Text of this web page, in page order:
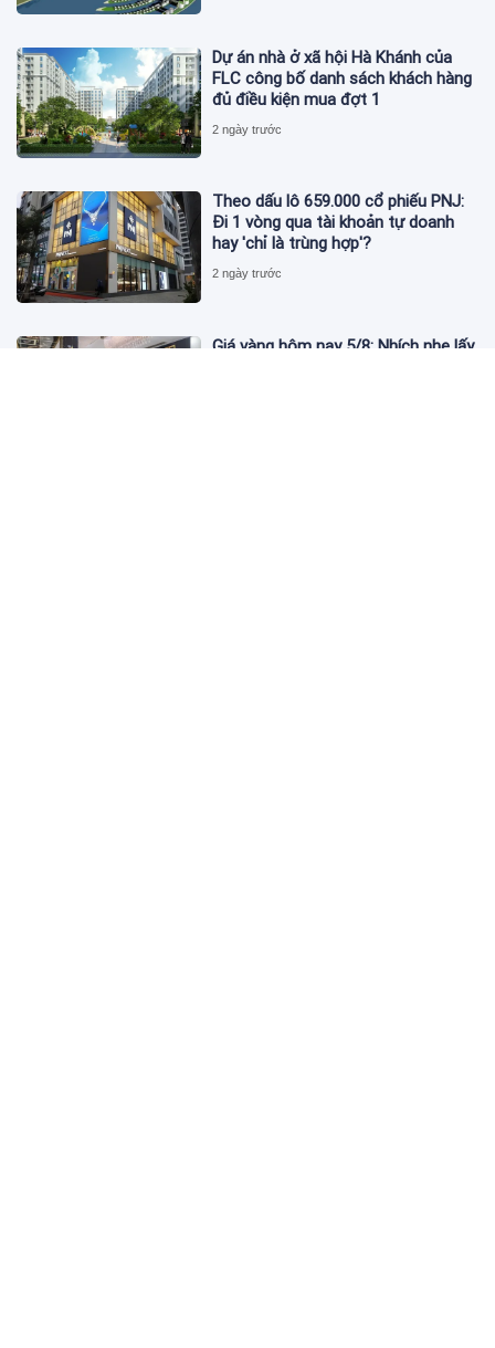
Dự án nhà ở xã hội Hà Khánh của
FLC công bố danh sách khách hàng
đủ điều kiện mua đợt 1
2 ngày trước
Theo dấu lô 659.000 cổ phiếu PNJ:
Đi 1 vòng qua tài khoản tự doanh
hay 'chỉ là trùng hợp'?
2 ngày trước
Giá vàng hôm nay 5/8: Nhích nhẹ lấy